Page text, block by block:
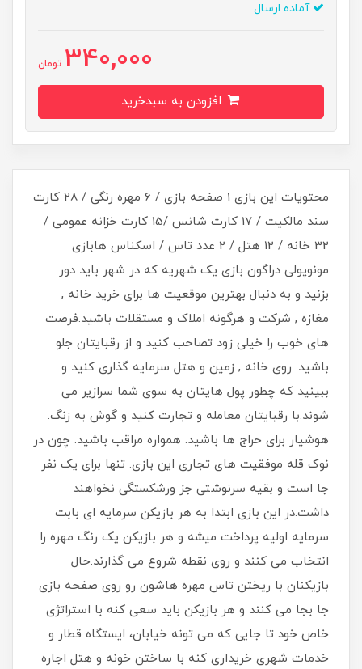
آماده ارسال
340,000 تومان
محتویات این بازی 1 صفحه بازی / 6 مهره رنگی / 28 کارت
سند مالکیت / 17 کارت شانس /15 کارت خزانه عمومی /
32 خانه / 12 هتل / 2 عدد تاس / اسکناس هابازی
مونوپولی دراگون بازی یک شهریه که در شهر باید دور
بزنید و به دنبال بهترین موقعیت ها برای خرید خانه ,
مغازه , شرکت و هرگونه املاک و مستقلات باشید.فرصت
های خوب را خیلی زود تصاحب کنید و از رقبایتان جلو
باشید. روی خانه , زمین و هتل سرمایه گذاری کنید و
ببینید که چطور پول هایتان به سوی شما سرازیر می
شوند.با رقبایتان معامله و تجارت کنید و گوش به زنگ.
هوشیار برای حراج ها باشید. همواره مراقب باشید. چون در
نوک قله موفقیت های تجاری این بازی. تنها برای یک نفر
جا است و بقیه سرنوشتی جز ورشکستگی نخواهند
داشت.در این بازی ابتدا به هر بازیکن سرمایه ای بابت
سرمایه اولیه پرداخت میشه و هر بازیکن یک رنگ مهره را
انتخاب می کنند و روی نقطه شروع می گذارند.حال
بازیکنان با ریختن تاس مهره هاشون رو روی صفحه بازی
جا بجا می کنند و هر بازیکن باید سعی کنه با استراتژی
خاص خود تا جایی که می تونه خیابان، ایستگاه قطار و
خدمات شهری خریداری کنه با ساختن خونه و هتل اجاره